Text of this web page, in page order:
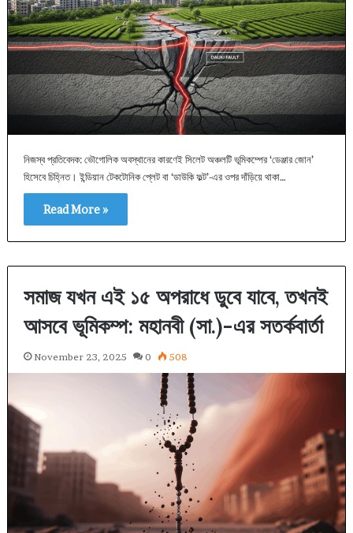
নিজস্ব প্রতিবেদক: ভৌগোলিক অবস্থানের কারণেই সিলেট অঞ্চলটি ভূমিকম্পের ‘ডেঞ্জার জোন’
হিসেবে চিহ্নিত। ইন্ডিয়ান টেকটোনিক প্লেট বা ‘ডাউকি ফল্ট’-এর ওপর দাঁড়িয়ে থাকা…
Read More »
সমাজ যখন এই ১৫ অপরাধে ডুবে যাবে, তখনই
আসবে ভূমিকম্প: মহানবী (সা.)-এর সতর্কবার্তা
November 23, 2025 0 508